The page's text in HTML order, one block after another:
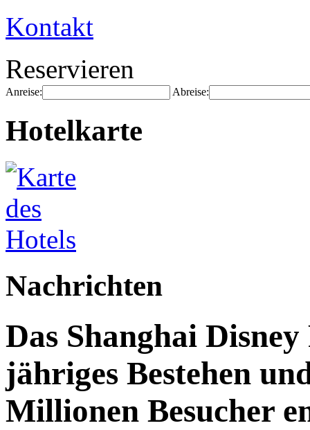
Kontakt
Reservieren
Anreise: Abreise:
Hotelkarte
Nachrichten
Das Shanghai
jähriges Bestehen
Millionen Besucher